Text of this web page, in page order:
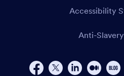
Accessibility
Anti-